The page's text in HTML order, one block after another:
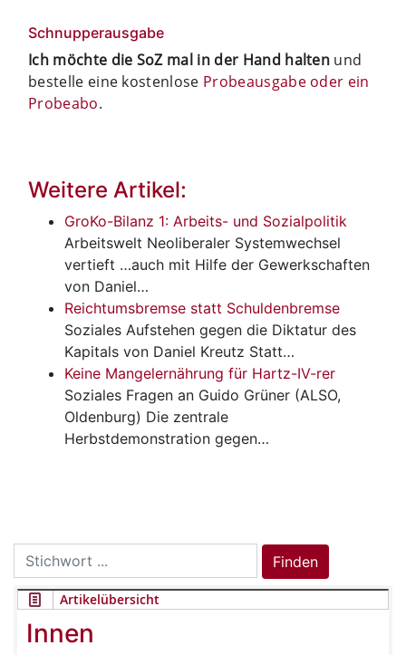
Schnupperausgabe
Ich möchte die SoZ mal in der Hand halten und
bestelle eine kostenlose Probeausgabe oder ein
Probeabo.
Weitere Artikel:
GroKo-Bilanz 1: Arbeits- und Sozialpolitik
Arbeitswelt Neoliberaler Systemwechsel
vertieft …auch mit Hilfe der Gewerkschaften
von Daniel…
Reichtumsbremse statt Schuldenbremse
Soziales Aufstehen gegen die Diktatur des
Kapitals von Daniel Kreutz Statt…
Keine Mangelernährung für Hartz-IV-rer
Soziales Fragen an Guido Grüner (ALSO,
Oldenburg) Die zentrale
Herbstdemonstration gegen…
Search
for:
Finden
Artikelübersicht
Innen